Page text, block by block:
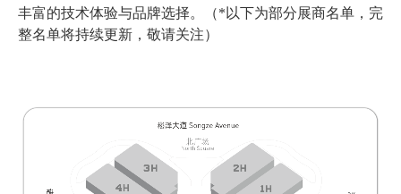
丰富的技术体验与品牌选择。（*以下为部分展商名单，完
整名单将持续更新，敬请关注）